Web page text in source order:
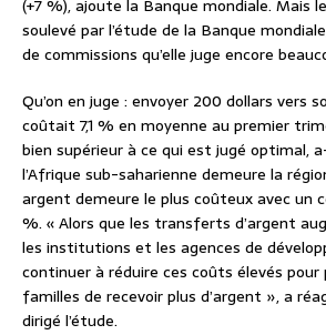
(+7 %), ajoute la Banque mondiale. Mais
soulevé par l’étude de la Banque
de commissions qu’elle juge encore
Qu’on en juge : envoyer 200 dollars vers
coûtait 7,1 % en moyenne au premier
bien supérieur à ce qui est jugé optimal,
l’Afrique sub-saharienne demeure la
argent demeure le plus coûteux avec un
%. « Alors que les transferts d’argent
les institutions et les agences de
continuer à réduire ces coûts élevés
familles de recevoir plus d’argent », a
dirigé l’étude.